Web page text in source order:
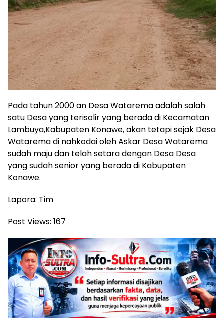
Pada tahun 2000 an Desa Watarema adalah salah
satu Desa yang terisolir yang berada di Kecamatan
Lambuya,Kabupaten Konawe, akan tetapi sejak Desa
Watarema di nahkodai oleh Askar Desa Watarema
sudah maju dan telah setara dengan Desa Desa
yang sudah senior yang berada di Kabupaten
Konawe.
Lapora: Tim
Post Views: 167